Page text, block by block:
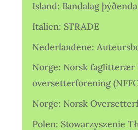
Island: Bandalag
Italien: STRADE
Nederlandene:
Norge: Norsk
oversetterforening
Norge: Norsk
Polen: Stowarzyszenie